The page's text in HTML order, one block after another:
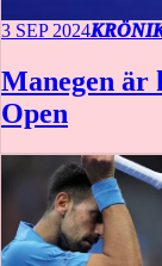
3 SEP 2024
Manegen är
Open